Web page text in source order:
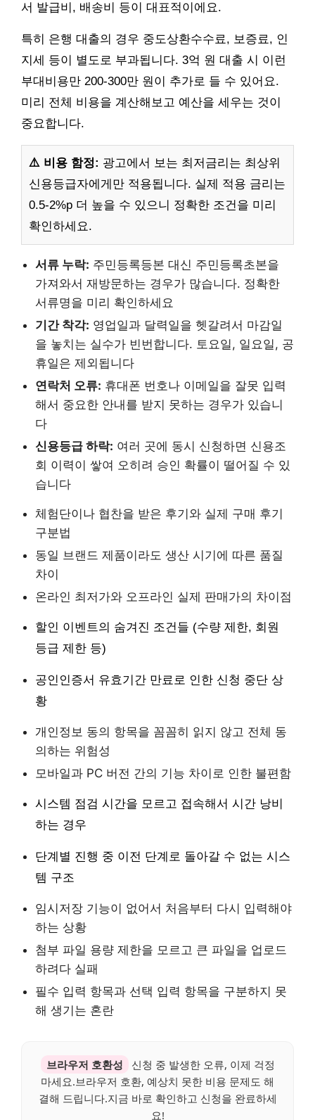
서 발급비, 배송비 등이 대표적이에요.
특히 은행 대출의 경우 중도상환수수료, 보증료, 인
지세 등이 별도로 부과됩니다. 3억 원 대출 시 이런
부대비용만 200-300만 원이 추가로 들 수 있어요.
미리 전체 비용을 계산해보고 예산을 세우는 것이
중요합니다.
⚠️ 비용 함정: 광고에서 보는 최저금리는 최상위
신용등급자에게만 적용됩니다. 실제 적용 금리는
0.5-2%p 더 높을 수 있으니 정확한 조건을 미리
확인하세요.
서류 누락: 주민등록등본 대신 주민등록초본을
가져와서 재방문하는 경우가 많습니다. 정확한
서류명을 미리 확인하세요
기간 착각: 영업일과 달력일을 헷갈려서 마감일
을 놓치는 실수가 빈번합니다. 토요일, 일요일, 공
휴일은 제외됩니다
연락처 오류: 휴대폰 번호나 이메일을 잘못 입력
해서 중요한 안내를 받지 못하는 경우가 있습니
다
신용등급 하락: 여러 곳에 동시 신청하면 신용조
회 이력이 쌓여 오히려 승인 확률이 떨어질 수 있
습니다
체험단이나 협찬을 받은 후기와 실제 구매 후기
구분법
동일 브랜드 제품이라도 생산 시기에 따른 품질
차이
온라인 최저가와 오프라인 실제 판매가의 차이점
할인 이벤트의 숨겨진 조건들 (수량 제한, 회원
등급 제한 등)
공인인증서 유효기간 만료로 인한 신청 중단 상
황
개인정보 동의 항목을 꼼꼼히 읽지 않고 전체 동
의하는 위험성
모바일과 PC 버전 간의 기능 차이로 인한 불편함
시스템 점검 시간을 모르고 접속해서 시간 낭비
하는 경우
단계별 진행 중 이전 단계로 돌아갈 수 없는 시스
템 구조
임시저장 기능이 없어서 처음부터 다시 입력해야
하는 상황
첨부 파일 용량 제한을 모르고 큰 파일을 업로드
하려다 실패
필수 입력 항목과 선택 입력 항목을 구분하지 못
해 생기는 혼란
브라우저 호환성
신청 중 발생한 오류, 이제 걱정
마세요.브라우저 호환, 예상치 못한 비용 문제도 해
결해 드립니다.지금 바로 확인하고 신청을 완료하세
요!